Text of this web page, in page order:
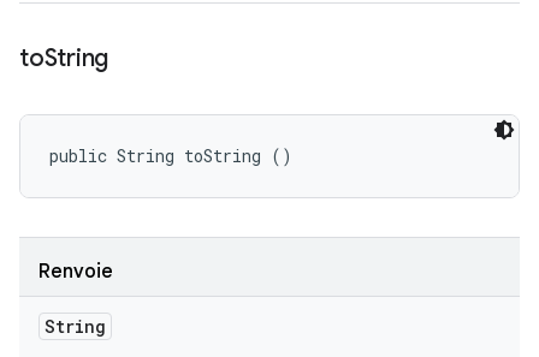
toString
public String toString ()
Renvoie
String